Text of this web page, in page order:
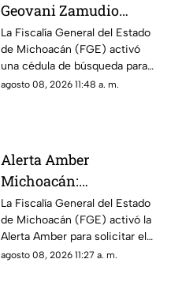
Geovani Zamudio
Villaseñor, joven de 18
años desaparecido en
Morelia
La Fiscalía General del Estado
de Michoacán (FGE) activó
una cédula de búsqueda para
dar con el paradero de Marvin
de 2026 en la capital
michoacana.
agosto 08, 2026 11:48 a. m.
Alerta Amber
Michoacán:
Desaparecen los niños
Emma Sofía y Franco
Leonardo en Villas del
Pedregal
La Fiscalía General del Estado
de Michoacán (FGE) activó la
Alerta Amber para solicitar el
apoyo urgente de la ciudadanía
agosto 08, 2026 11:27 a. m.